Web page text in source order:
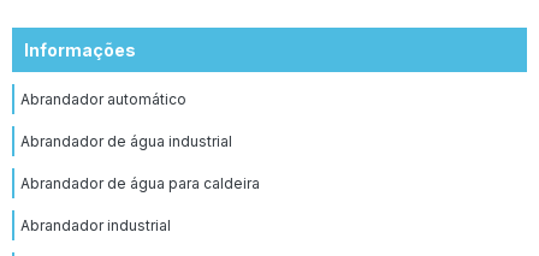
Informações
Abrandador automático
Abrandador de água industrial
Abrandador de água para caldeira
Abrandador industrial